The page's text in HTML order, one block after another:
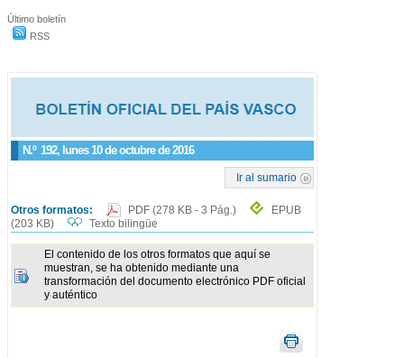
Último boletín
RSS
N.º 192, lunes 10 de octubre de 2016
Ir al sumario
Otros formatos: PDF (278 KB - 3 Pág.)
EPUB
(203 KB)
Texto bilingüe
El contenido de los otros formatos que aquí se
muestran, se ha obtenido mediante una
transformación del documento electrónico PDF oficial
y auténtico